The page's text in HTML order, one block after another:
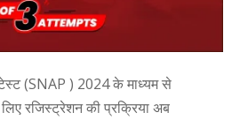
(SNAP ) 2024 के माध्यम से
लिए रजिस्ट्रेशन की प्रक्रिया अब